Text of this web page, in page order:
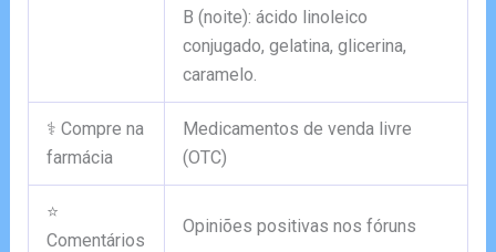
B (noite): ácido linoleico
conjugado, gelatina, glicerina,
caramelo.
⚕️ Compre na
farmácia
Medicamentos de venda livre
(OTC)
⭐
Comentários
Opiniões positivas nos fóruns